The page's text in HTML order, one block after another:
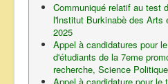
Communiqué relatif au test
l'lnstitut Burkinabè des
2025
Appel à candidatures pour
d'étudiants de la 7eme
recherche, Science Politique